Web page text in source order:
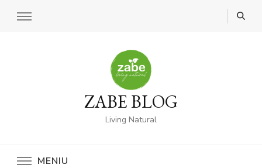
ZABE BLOG
Living Natural
MENIU